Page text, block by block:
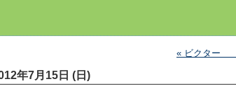
« ビクター
年7月15日 (日)